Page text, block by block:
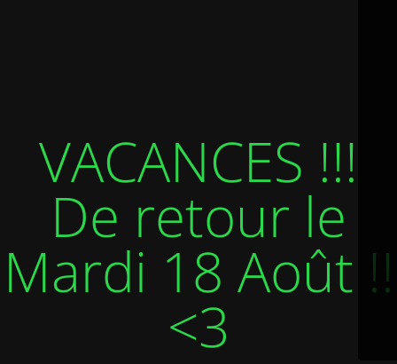
VACANCES !!!
De retour le
Mardi 18 Août !!
<3